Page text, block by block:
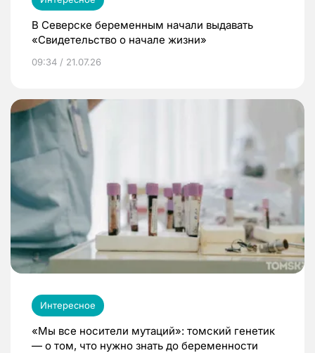
В Северске беременным начали выдавать
«Свидетельство о начале жизни»
09:34 / 21.07.26
Интересное
«Мы все носители мутаций»: томский генетик
— о том, что нужно знать до беременности